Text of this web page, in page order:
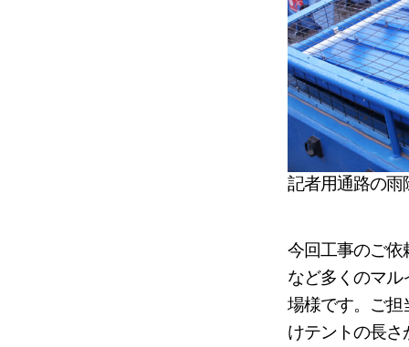
記者用通路の雨
今回工事のご依
など多くのマ
場様です。ご担
けテントの長